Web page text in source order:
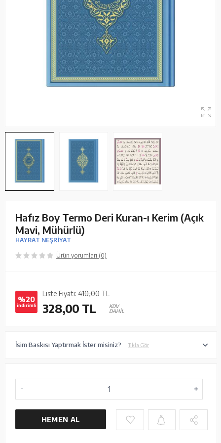
Hafız Boy Termo Deri Kuran-ı Kerim (Açık
Mavi, Mühürlü)
HAYRAT NEŞRİYAT
Ürün yorumları (0)
%20
indirimli
Liste Fiyatı: 410,00 TL
328,00 TL
KDV
DAHİL
İsim Baskısı Yaptırmak İster misiniz? Tıkla Gör
HEMEN AL